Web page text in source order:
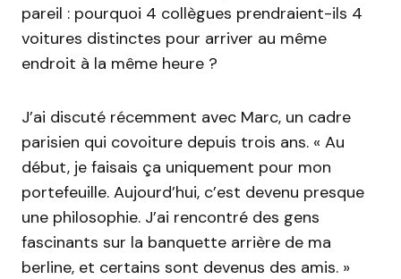
pareil : pourquoi 4 collègues prendraient-ils 4
voitures distinctes pour arriver au même
endroit à la même heure ?
J’ai discuté récemment avec Marc, un cadre
parisien qui covoiture depuis trois ans. « Au
début, je faisais ça uniquement pour mon
portefeuille. Aujourd’hui, c’est devenu presque
une philosophie. J’ai rencontré des gens
fascinants sur la banquette arrière de ma
berline, et certains sont devenus des amis. »